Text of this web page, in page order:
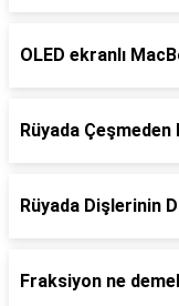
OLED ekranlı
Rüyada Çeşmeden
Rüyada Dişlerinin
Fraksiyon ne